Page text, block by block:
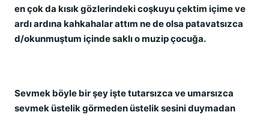
en çok da kısık gözlerindeki coşkuyu çektim içime ve
ardı ardına kahkahalar attım ne de olsa patavatsızca
d/okunmuştum içinde saklı o muzip çocuğa.
Sevmek böyle bir şey işte tutarsızca ve umarsızca
sevmek üstelik görmeden üstelik sesini duymadan